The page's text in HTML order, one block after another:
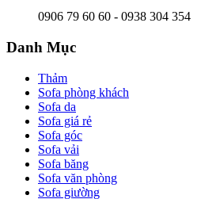
0906 79 60 60 - 0938 304 354
Danh Mục
Thảm
Sofa phòng khách
Sofa da
Sofa giá rẻ
Sofa góc
Sofa vải
Sofa băng
Sofa văn phòng
Sofa giường